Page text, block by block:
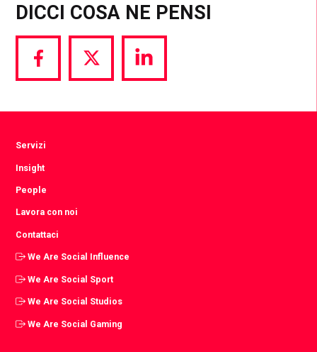
DICCI COSA NE PENSI
Share
via
Share
via
Share
via
Servizi
Insight
People
Lavora con noi
Contattaci
We Are Social Influence
We Are Social Sport
We Are Social Studios
We Are Social Gaming